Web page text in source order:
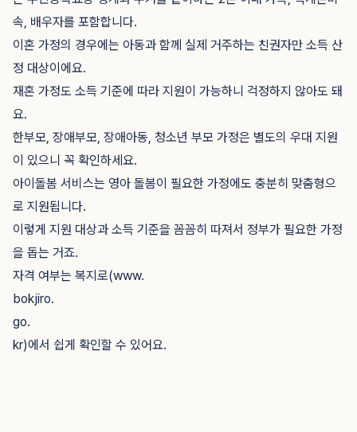
속, 배우자를 포함합니다.
이혼 가정의 경우에는 아동과 함께 실제 거주하는 친권자만 소득 산
정 대상이에요.
재혼 가정도 소득 기준에 따라 지원이 가능하니 걱정하지 않아도 돼
요.
한부모, 장애부모, 장애아동, 청소년 부모 가정은 별도의 우대 지원
이 있으니 꼭 확인하세요.
아이돌봄 서비스는 영아 돌봄이 필요한 가정에도 충분히 맞춤형으
로 지원됩니다.
이렇게 지원 대상과 소득 기준을 꼼꼼히 따져서 정부가 필요한 가정
을 돕는 거죠.
자격 여부는 복지로(www.
bokjiro.
go.
kr)에서 쉽게 확인할 수 있어요.